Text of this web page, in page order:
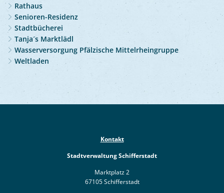
Rathaus
Senioren-Residenz
Stadtbücherei
Tanja´s Marktlädl
Wasserversorgung Pfälzische Mittelrheingruppe
Weltladen
Kontakt
Stadtverwaltung Schifferstadt
Marktplatz 2
67105 Schifferstadt